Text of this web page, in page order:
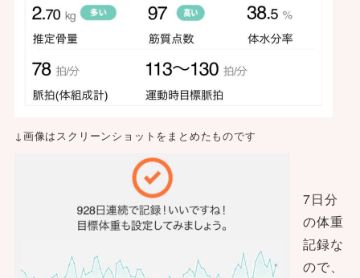
↓画像はスクリーンショットをまとめたものです
7日分
の体重
記録な
ので、